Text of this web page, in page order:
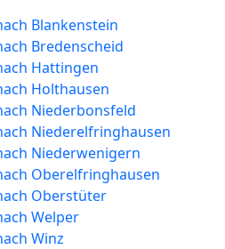
Blankenstein
Bredenscheid
Hattingen
Holthausen
Niederbonsfeld
Niederelfringhausen
Niederwenigern
Oberelfringhausen
Oberstüter
Welper
Winz